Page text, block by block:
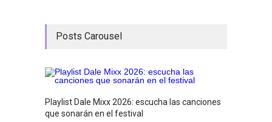
Posts Carousel
Playlist Dale Mixx 2026: escucha las canciones
que sonarán en el festival